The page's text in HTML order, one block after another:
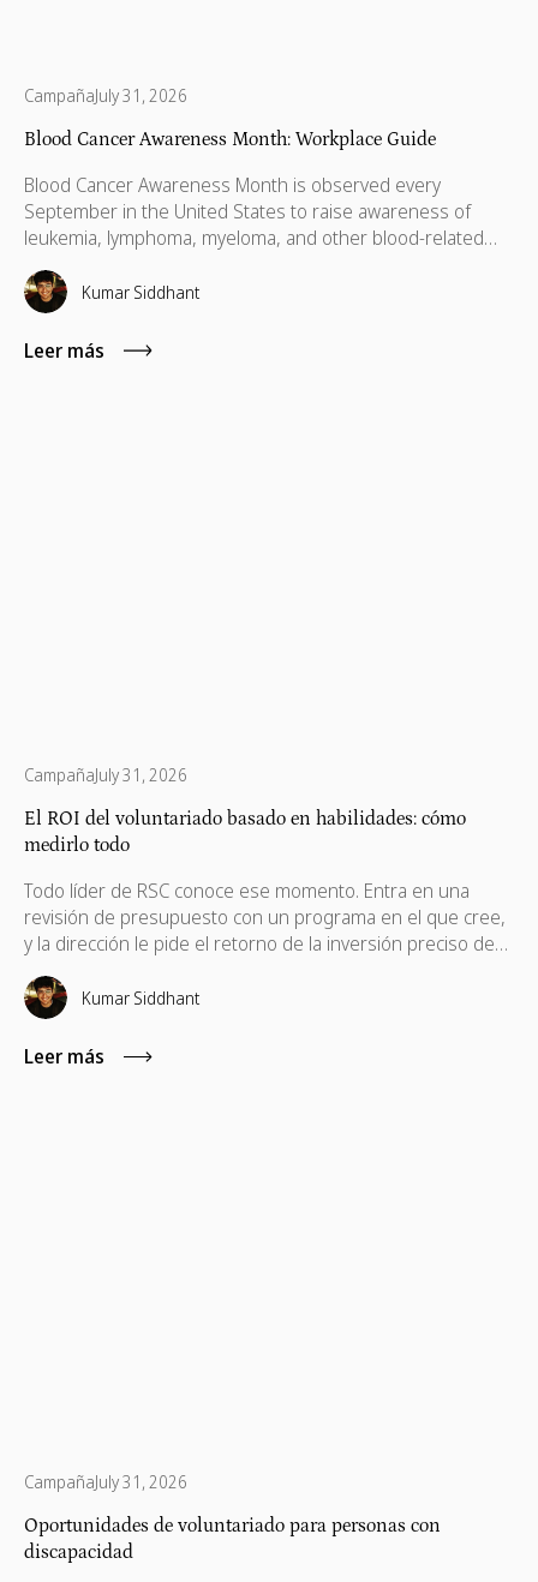
CampañaJuly 31, 2026
Blood Cancer Awareness Month: Workplace Guide
Blood Cancer Awareness Month is observed every
September in the United States to raise awareness of
leukemia, lymphoma, myeloma, and other blood-related
cancers. Congress designated September as National
Blood Cancer Awareness Month in 2010, and the
observance now covers more than 100 types of blood
cancer, with a focus on early diagnosis, research support,
Kumar Siddhant
Leer más
CampañaJuly 31, 2026
El ROI del voluntariado basado en habilidades: cómo
medirlo todo
Todo líder de RSC conoce ese momento. Entra en una
revisión de presupuesto con un programa en el que cree,
y la dirección le pide el retorno de la inversión preciso de
un programa de voluntariado basado en habilidades. En
estas situaciones, las métricas estándar, como el total de
horas registradas o las fotos de una jornada de
voluntariado, suelen quedarse cortas.
Kumar Siddhant
Leer más
CampañaJuly 31, 2026
Oportunidades de voluntariado para personas con
discapacidad